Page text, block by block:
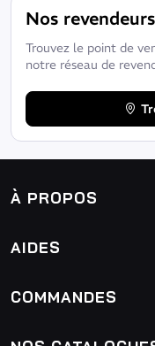
Nos revendeurs
Trouvez le point de
notre réseau de
À PROPOS
AIDES
COMMANDES